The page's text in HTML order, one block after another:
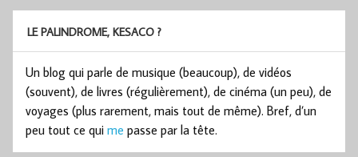
LE PALINDROME, KESACO ?
Un blog qui parle de musique (beaucoup), de vidéos
(souvent), de livres (régulièrement), de cinéma (un peu), de
voyages (plus rarement, mais tout de même). Bref, d’un
peu tout ce qui me passe par la tête.